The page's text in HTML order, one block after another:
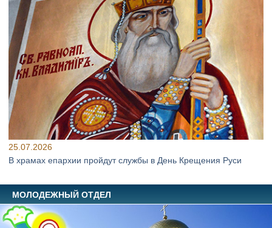
25.07.2026
В храмах епархии пройдут службы в День Крещения Руси
МОЛОДЕЖНЫЙ ОТДЕЛ